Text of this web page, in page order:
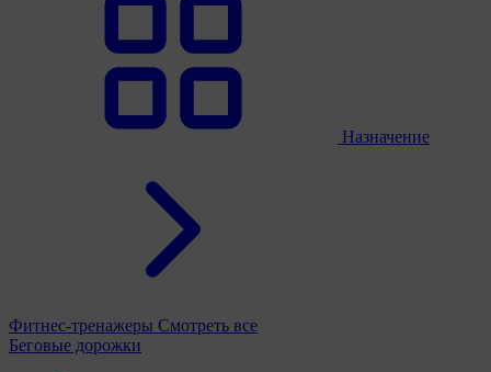
Назначение
Фитнес-тренажеры Смотреть все
Беговые дорожки